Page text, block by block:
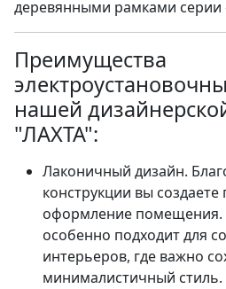
деревянными рамками серии
Преимущества
нашей
"ЛАХТА":
Лаконичный дизайн.
конструкции вы
оформление помещения.
особенно подходит для
интерьеров, где важно
минималистичный стиль.